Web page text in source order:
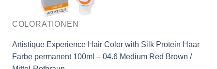
COLORATIONEN
Artistique Experience Hair Color with Silk Protein Haar
Farbe permanent 100ml – 04.6 Medium Red Brown /